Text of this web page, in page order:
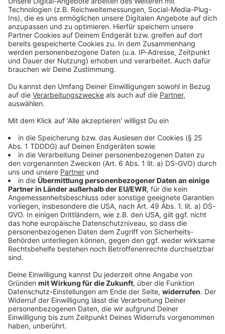
Studio Hotline
Kontaktformular
Sprachnachricht
DAS KÖNNTE DICH AUCH INTERESSIEREN
Das große Bienenquiz - teste hier dein Wissen
In Sachen Bienen kann dir keiner was vormachen?
Oder zählst du eher zur Fraktion Pu der Bär -
Hauptsache, der Honig steht auf dem Tisch? Teste
jetzt dein Wissen im großen ANTENNE BAYERN-
Bienenquiz!